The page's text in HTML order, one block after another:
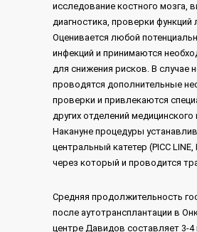
исследование костного мозга,
диагностика, проверки функций
Оценивается любой
инфекций и принимаются
для снижения рисков. В случае
проводятся дополнительные
проверки и привлекаются
других отделений медицинского
Накануне процедуры
центральный катетер (PICC LINE,
через который и проводится
Средняя продолжительность
после аутотрансплантации в
центре Давидов составляет 3-4